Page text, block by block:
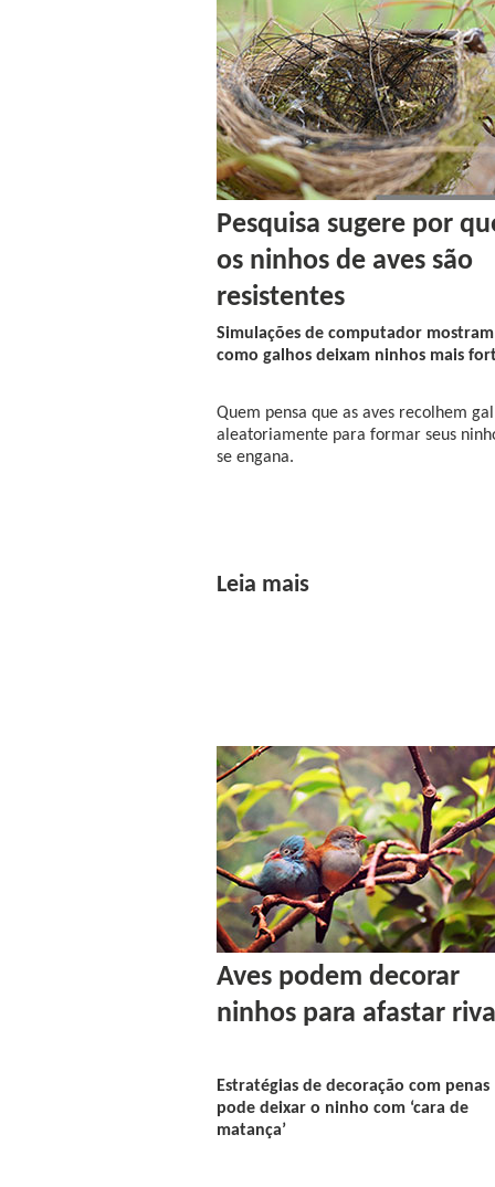
Pesquisa sugere por
os ninhos de aves são
resistentes
Simulações de computador mostram
como galhos deixam ninhos mais
Quem pensa que as aves recolhem
aleatoriamente para formar seus
se engana.
Leia mais
Aves podem decorar
ninhos para afastar
Estratégias de decoração com penas
pode deixar o ninho com ‘cara de
matança’